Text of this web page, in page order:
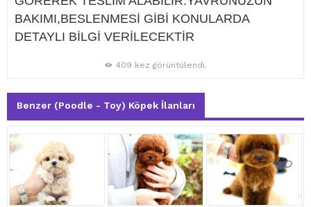
BAKIMI,BESLENMESİ GİBİ KONULARDA
DETAYLI BİLGİ VERİLECEKTİR
409 kez görüntülendi.
Benzer (Poodle - Toy) Köpek İlanları